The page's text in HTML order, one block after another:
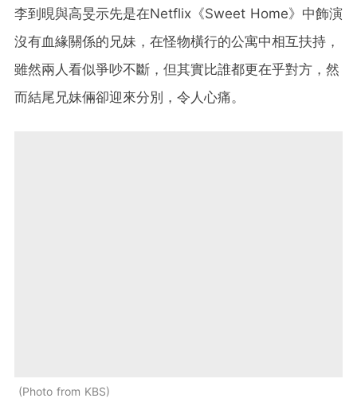
李到晛與高旻示先是在Netflix《Sweet Home》中飾演
沒有血緣關係的兄妹，在怪物橫行的公寓中相互扶持，
雖然兩人看似爭吵不斷，但其實比誰都更在乎對方，然
而結尾兄妹倆卻迎來分別，令人心痛。
Photo from KBS